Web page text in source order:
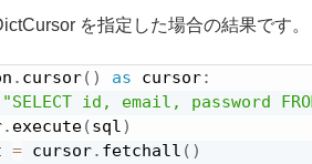
を指定した場合の結果です。
. cursor( ) as cursor:
"SELECT id, email, password
. execute(sql)
= cursor. fetchall ( )